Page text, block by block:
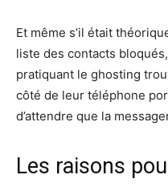
Et même s’il était
liste des contacts
pratiquant le ghosting
côté de leur téléphone
d’attendre que la
Les raisons